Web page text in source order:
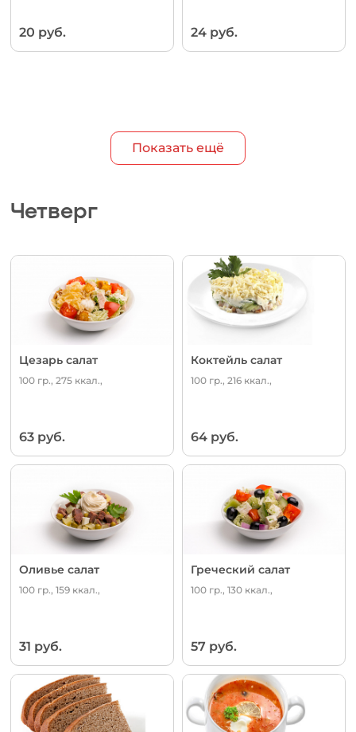
20 руб. 24 руб.
Показать ещё
Четверг
Цезарь салат
100 гр., 275 ккал.,
63 руб.
Коктейль салат
100 гр., 216 ккал.,
64 руб.
Оливье салат
100 гр., 159 ккал.,
31 руб.
Греческий салат
100 гр., 130 ккал.,
57 руб.